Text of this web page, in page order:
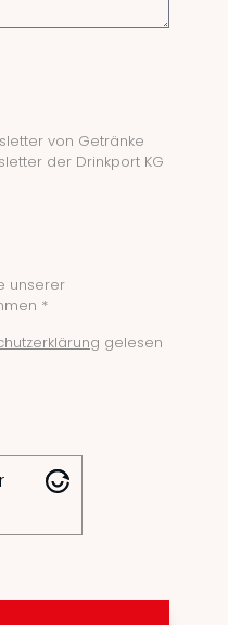
von Getränke
der Drinkport KG
unserer
*
gelesen